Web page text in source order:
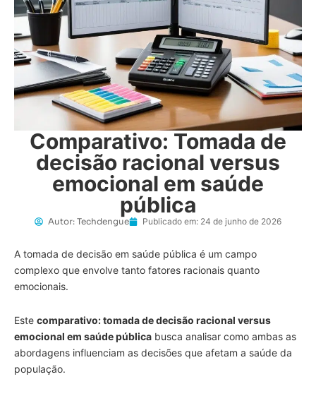
Comparativo: Tomada de
decisão racional versus
emocional em saúde
pública
Autor: Techdengue Publicado em: 24 de junho de 2026
A tomada de decisão em saúde pública é um campo
complexo que envolve tanto fatores racionais quanto
emocionais.
Este comparativo: tomada de decisão racional versus
emocional em saúde pública busca analisar como ambas as
abordagens influenciam as decisões que afetam a saúde da
população.